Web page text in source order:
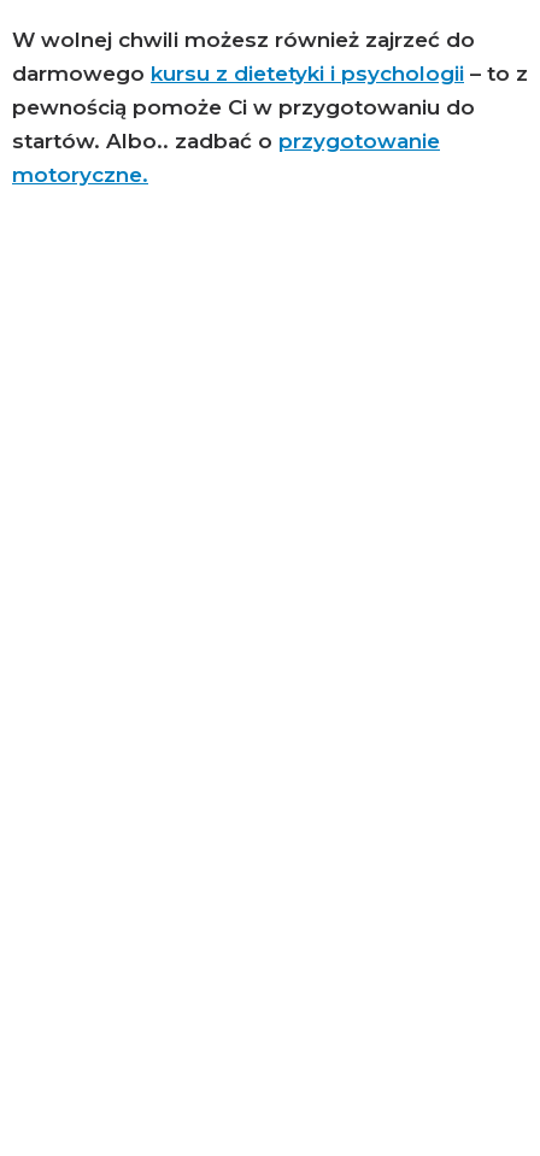
W wolnej chwili możesz również zajrzeć do
darmowego kursu z dietetyki i psychologii – to z
pewnością pomoże Ci w przygotowaniu do
startów. Albo.. zadbać o przygotowanie
motoryczne.